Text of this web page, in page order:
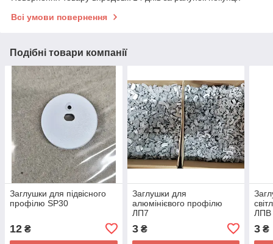
Всі умови повернення
Подібні товари компанії
Заглушки для підвісного
профілю SP30
12 ₴
Заглушки для
алюмінієвого профілю
ЛП7
3₴
ЛПВ
3 ₴